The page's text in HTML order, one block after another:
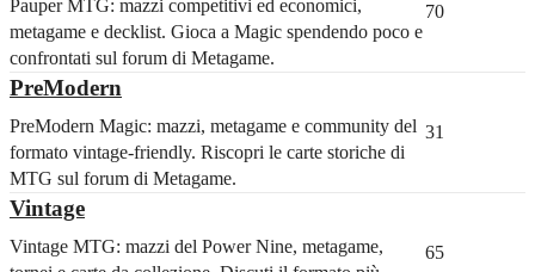
Pauper MTG: mazzi competitivi ed economici,
metagame e decklist. Gioca a Magic spendendo poco e
confrontati sul forum di Metagame.
70
PreModern
PreModern Magic: mazzi, metagame e community del
formato vintage-friendly. Riscopri le carte storiche di
MTG sul forum di Metagame.
31
Vintage
Vintage MTG: mazzi del Power Nine, metagame,
65